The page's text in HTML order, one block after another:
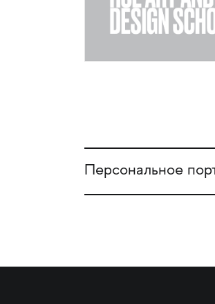
Персональное